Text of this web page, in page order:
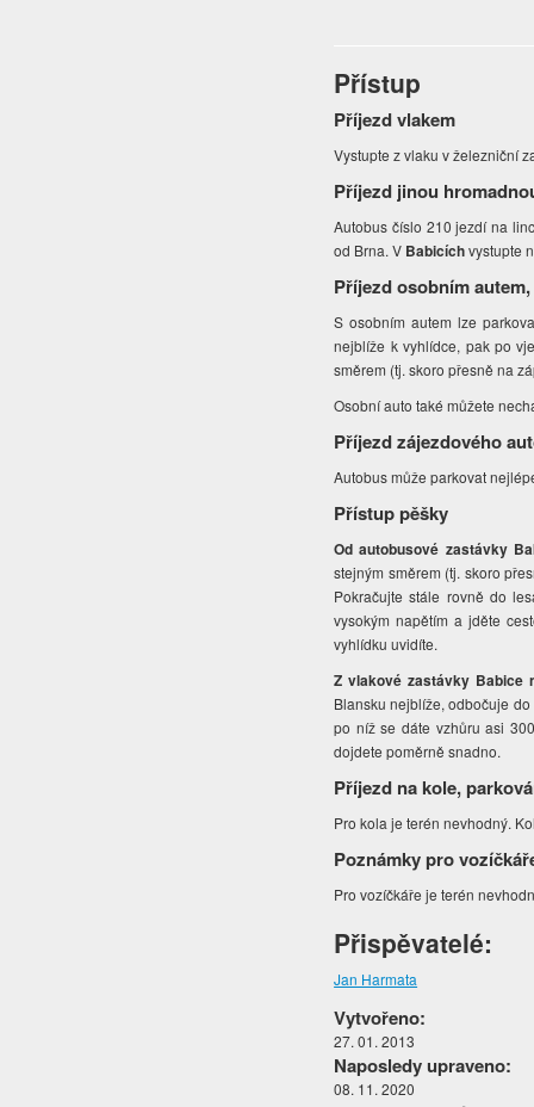
Přístup
Příjezd vlakem
Vystupte z vlaku v železniční
Příjezd jinou
Autobus číslo 210 jezdí na
od Brna. V Babicíchvystupte
Příjezd osobním
S osobním autem lze
nejblíže k vyhlídce, pak po
směrem (tj. skoro přesně na
Osobní auto také můžete
Příjezd zájezdového
Autobus může parkovat
Přístup pěšky
Od autobusové zastávky
stejným směrem (tj. skoro
Pokračujte stále rovně do
vysokým napětím a jděte
vyhlídku uvidíte.
Z vlakové zastávky Babice
Blansku nejblíže, odbočuje
po níž se dáte vzhůru asi
dojdete poměrně snadno.
Příjezd na kole,
Pro kola je terén nevhodný.
Poznámky pro
Pro vozíčkáře je terén
Přispěvatelé:
Jan Harmata
Vytvořeno:
27. 01. 2013
Naposledy upraveno:
08. 11. 2020